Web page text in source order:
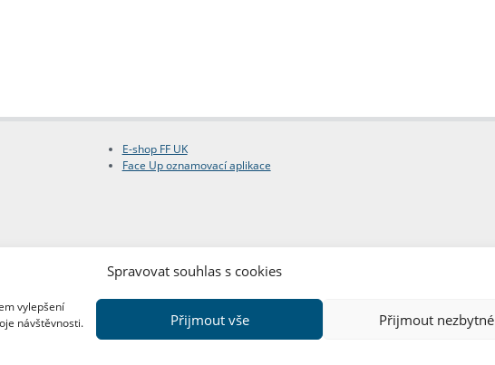
Spravovat souhlas s cookies
vylepšení
návštěvnosti.
Přijmout vše Přijmout nezbytné
E-shop FF UK
Face Up oznamovací aplikace